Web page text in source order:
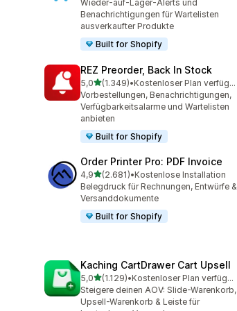
Wieder-auf-Lager-Alerts und
Benachrichtigungen für Wartelisten
ausverkaufter Produkte
Built for Shopify
REZ Preorder, Back In Stock
5,0von 5 Sternen
(1.349)
1349 Rezensionen insgesamt
•
Kostenloser Plan verfügbar
Vorbestellungen, Benachrichtigungen,
Verfügbarkeitsalarme und Wartelisten
anbieten
Built for Shopify
Order Printer Pro: PDF Invoice
4,9von 5 Sternen
(2.681)
2681 Rezensionen insgesamt
•Kostenlose Installation
Belegdruck für Rechnungen, Entwürfe &
Versanddokumente
Built for Shopify
Kaching CartDrawer Cart Upsell
5,0von 5 Sternen
(1.129)
1129 Rezensionen insgesamt
•
Kostenloser Plan verfügbar
Steigere deinen AOV: Slide-Warenkorb,
Upsell-Warenkorb & Leiste für